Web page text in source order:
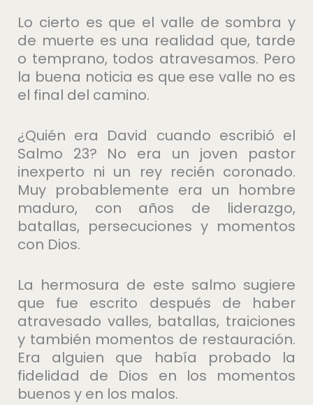
Lo cierto es que el valle de sombra y
de muerte es una realidad que, tarde
o temprano, todos atravesamos. Pero
la buena noticia es que ese valle no es
el final del camino.
¿Quién era David cuando escribió el
Salmo 23? No era un joven pastor
inexperto ni un rey recién coronado.
Muy probablemente era un hombre
maduro, con años de liderazgo,
batallas, persecuciones y momentos
con Dios.
La hermosura de este salmo sugiere
que fue escrito después de haber
atravesado valles, batallas, traiciones
y también momentos de restauración.
Era alguien que había probado la
fidelidad de Dios en los momentos
buenos y en los malos.